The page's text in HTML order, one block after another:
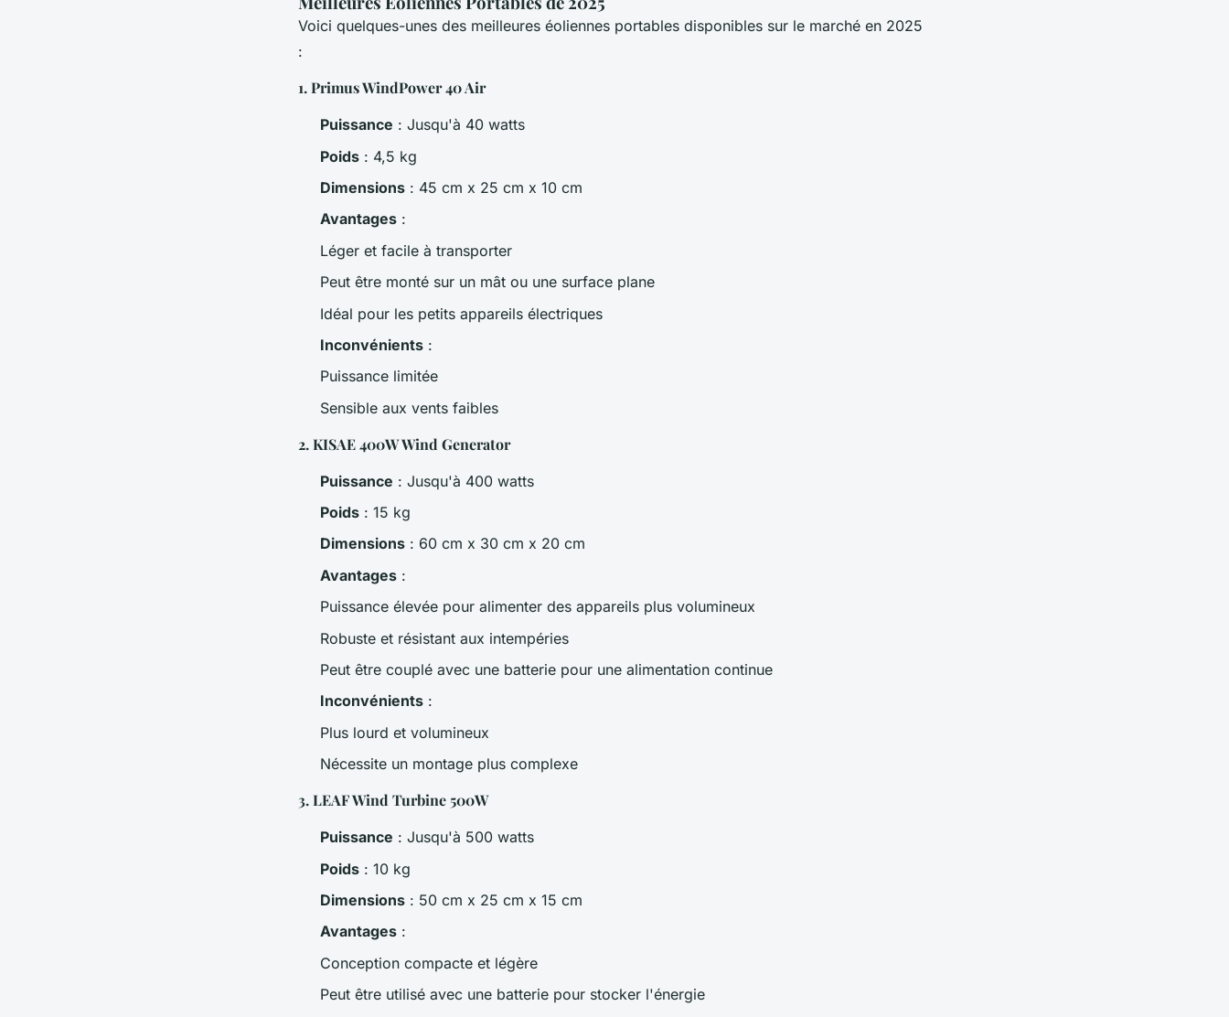
Voici quelques-unes des meilleures éoliennes portables disponibles sur le marché en 2025
:
1.Primus WindPower 40 Air
Puissance : Jusqu'à 40 watts
Poids : 4,5 kg
Dimensions : 45 cm x 25 cm x 10 cm
Avantages :
Léger et facile à transporter
Peut être monté sur un mât ou une surface plane
Idéal pour les petits appareils électriques
Inconvénients :
Puissance limitée
Sensible aux vents faibles
2.KISAE 400W Wind Generator
Puissance : Jusqu'à 400 watts
Poids : 15 kg
Dimensions : 60 cm x 30 cm x 20 cm
Avantages :
Puissance élevée pour alimenter des appareils plus volumineux
Robuste et résistant aux intempéries
Peut être couplé avec une batterie pour une alimentation continue
Inconvénients :
Plus lourd et volumineux
Nécessite un montage plus complexe
3.LEAF Wind Turbine 500W
Puissance : Jusqu'à 500 watts
Poids : 10 kg
Dimensions : 50 cm x 25 cm x 15 cm
Avantages :
Conception compacte et légère
Peut être utilisé avec une batterie pour stocker l'énergie